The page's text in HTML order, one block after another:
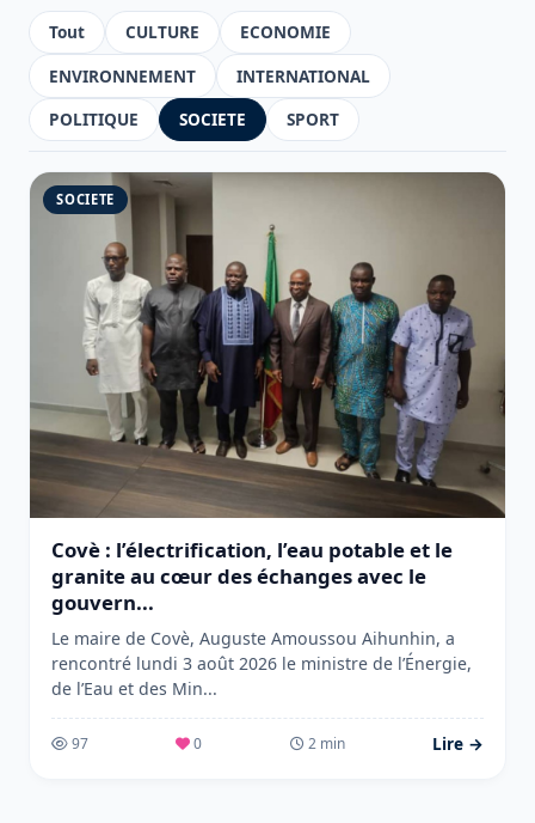
Tout CULTURE
ECONOMIE
ENVIRONNEMENT
INTERNATIONAL
POLITIQUE
SOCIETE SPORT
SOCIETE
Covè : l’électrification, l’eau potable et le
granite au cœur des échanges avec le
gouvern...
Le maire de Covè, Auguste Amoussou Aihunhin, a
rencontré lundi 3 août 2026 le ministre de l’Énergie,
de l’Eau et des Min...
97 0 2 min Lire →